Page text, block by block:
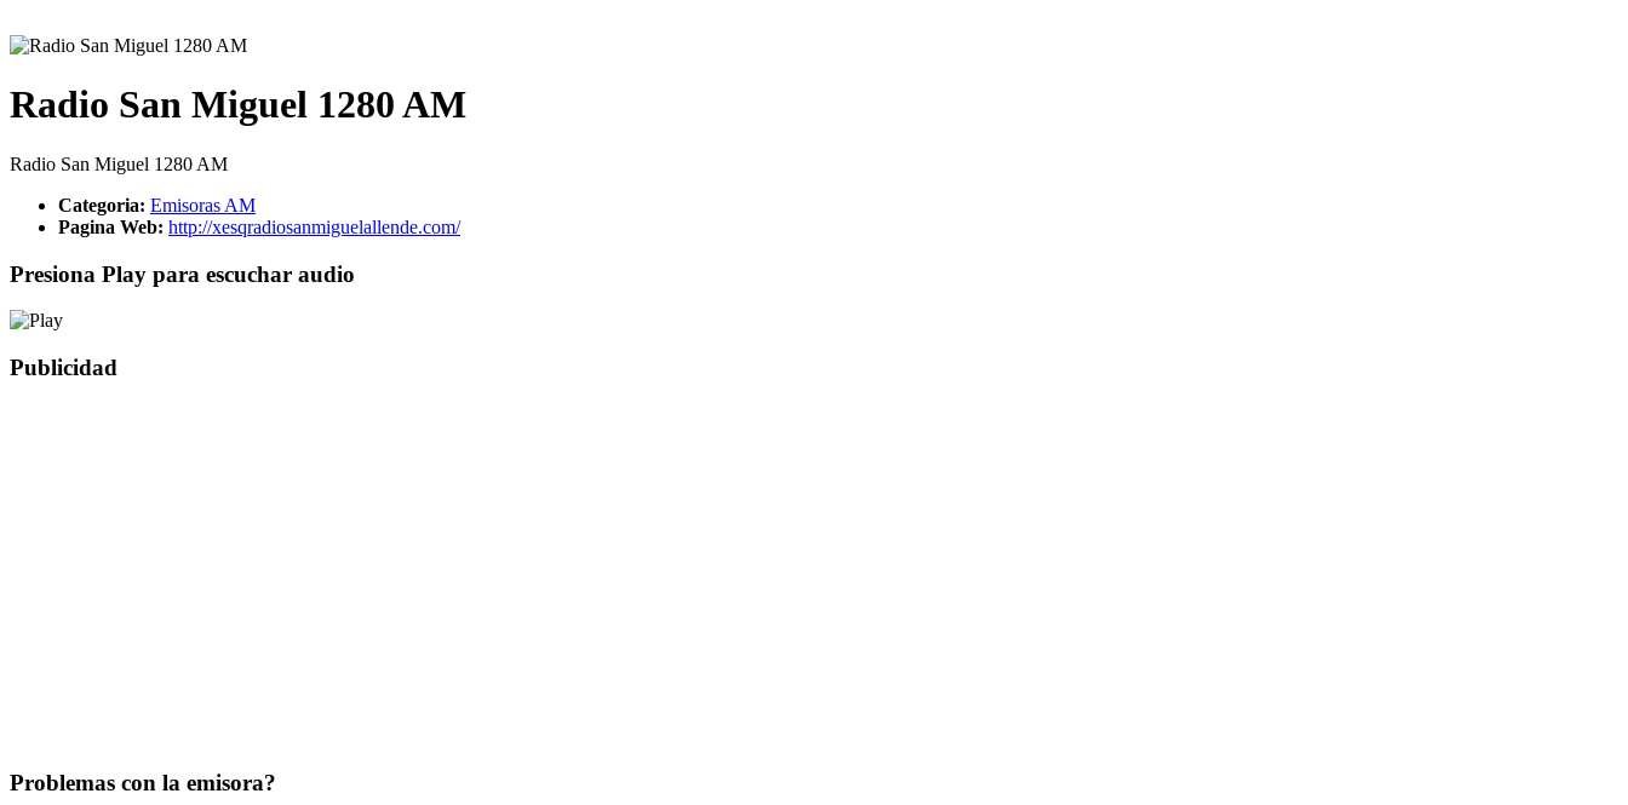
Radio San Miguel 1280 AM
Radio San Miguel 1280 AM
Categoria: Emisoras AM
Pagina Web: http://xesqradiosanmiguelallende.com/
Presiona Play para escuchar audio
Publicidad
Problemas con la emisora?